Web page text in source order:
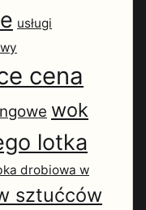
usługi
cena
wok
lotka
drobiowa w
sztućców